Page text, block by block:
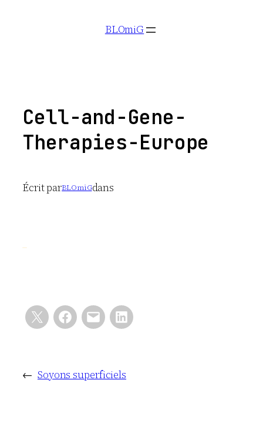
BLOmiG
Cell-and-Gene-
Therapies-Europe
Écrit parBLOmiGdans
← Soyons superficiels